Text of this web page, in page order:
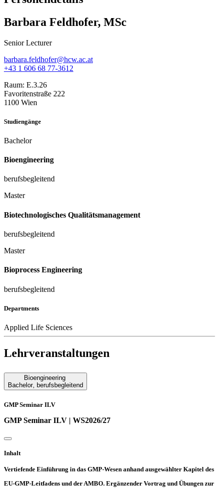
Barbara Feldhofer, MSc
Senior Lecturer
barbara.feldhofer@hcw.ac.at
+43 1 606 68 77-3612
Raum: E.3.26
Favoritenstraße 222
1100 Wien
Studiengänge
Bachelor
Bioengineering
berufsbegleitend
Master
Biotechnologisches Qualitätsmanagement
berufsbegleitend
Master
Bioprocess Engineering
berufsbegleitend
Departments
Applied Life Sciences
Lehrveranstaltungen
Bioengineering
Bachelor, berufsbegleitend
GMP Seminar ILV
GMP Seminar ILV | WS2026/27
Inhalt
Vertiefende Einführung in das GMP-Wesen anhand ausgewählter Kapitel des
EU-GMP-Leitfadens und der AMBO. Ergänzender Vortrag und Übungen zur